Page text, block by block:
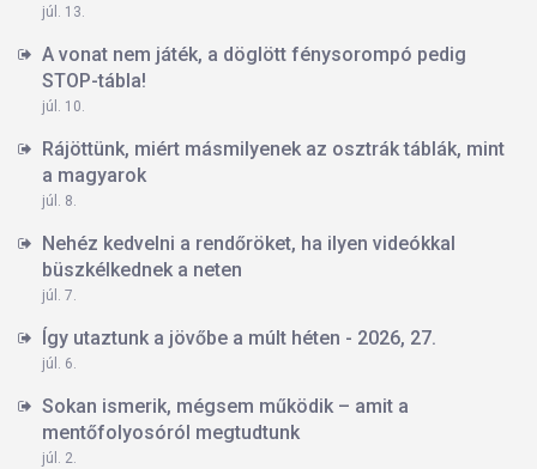
júl. 13.
A vonat nem játék, a döglött fénysorompó pedig
STOP-tábla!
júl. 10.
Rájöttünk, miért másmilyenek az osztrák táblák, mint
a magyarok
júl. 8.
Nehéz kedvelni a rendőröket, ha ilyen videókkal
büszkélkednek a neten
júl. 7.
Így utaztunk a jövőbe a múlt héten - 2026, 27.
júl. 6.
Sokan ismerik, mégsem működik – amit a
mentőfolyosóról megtudtunk
júl. 2.